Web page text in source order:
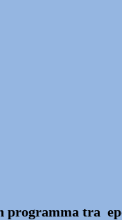
programma tra